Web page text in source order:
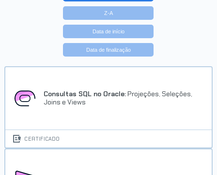
Z-A
Data de início
Data de finalização
Consultas SQL no Oracle: Projeções, Seleções,
Joins e Views
CERTIFICADO